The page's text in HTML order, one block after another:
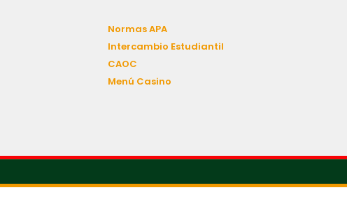
Normas APA
Intercambio Estudiantil
CAOC
Menú Casino